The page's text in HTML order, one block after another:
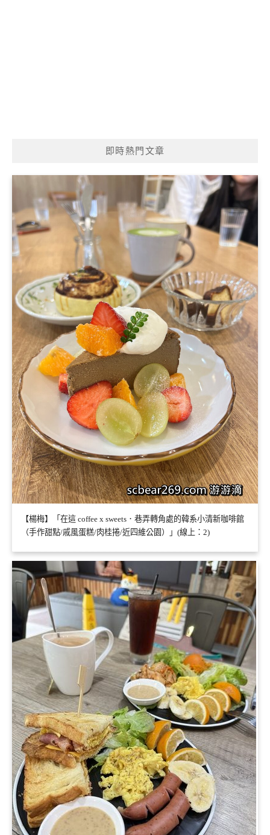
即時熱門文章
【楊梅】「在這 coffee x sweets．巷弄轉角處的韓系小清新咖啡館
（手作甜點/戚風蛋糕/肉桂捲/近四維公園）」(線上：2)